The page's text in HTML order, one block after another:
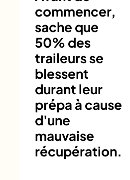
commencer,
sache que
50% des
traileurs se
blessent
durant leur
prépa à cause
d'une
mauvaise
récupération.